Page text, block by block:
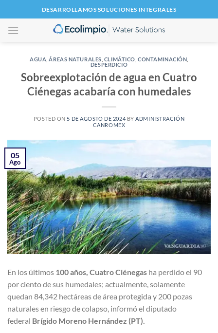
al
contenido
DESARROLLAMOS SOLUCIONES INTEGRALES
AGUA ,ÁREAS NATURALES CLIMÁTICO ,CONTAMINACIÓN
DESPERDICIO
Sobreexplotación de agua en Cuatro
Ciénegas acabaría con humedales
POSTED ON 5 DE AGOSTO DE 2024 BY ADMINISTRACIÓN
CANROMEX
05
Ago
En los últimos 100 años, Cuatro Ciénegas ha perdido el 90
por ciento de sus humedales; actualmente, solamente
quedan 84,342 hectáreas de área protegida y 200 pozas
naturales en riesgo de colapso, informó el diputado
federal Brígido Moreno Hernández (PT).